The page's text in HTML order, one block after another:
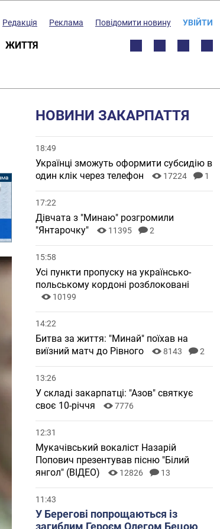
Редакція Реклама Повідомити новину УВІЙТИ
ЖИТТЯ
НОВИНИ ЗАКАРПАТТЯ
18:49
Українці зможуть оформити субсидію в
один клік через телефон
17224 1
17:22
Дівчата з "Минаю" розгромили
"Янтарочку"
11395 2
15:58
Усі пункти пропуску на українсько-
польському кордоні розблоковані
10199
14:22
Битва за життя: "Минай" поїхав на
виїзний матч до Рівного
8143 2
13:26
У складі закарпатці: "Азов" святкує
своє 10-річчя
7776
12:31
Мукачівський вокаліст Назарій
Попович презентував пісню "Білий
янгол" (ВІДЕО)
12826 13
11:43
У Берегові попрощаються із
загиблим Героєм Олегом Бецою